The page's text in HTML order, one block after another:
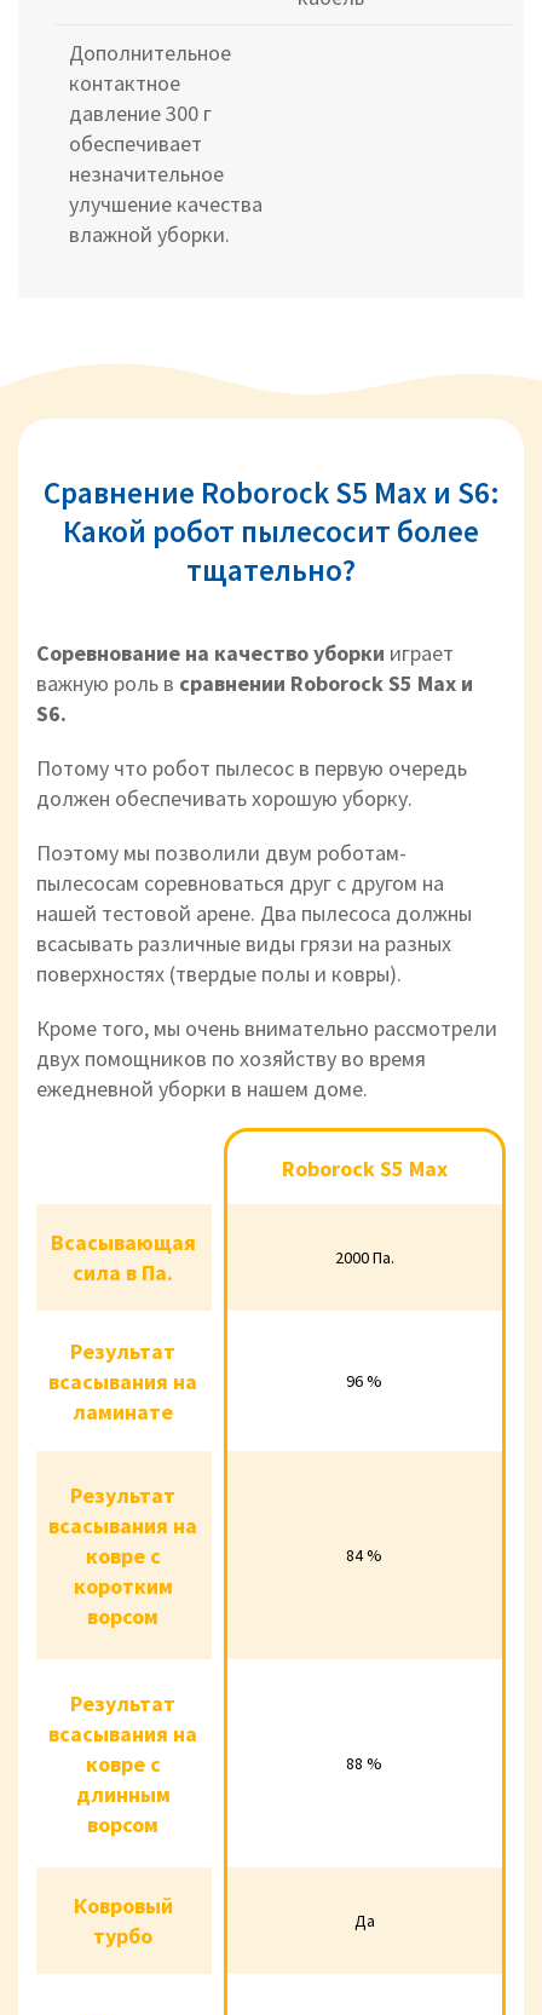
Дополнительное
контактное
давление 300 г
обеспечивает
незначительное
улучшение качества
влажной уборки.
Сравнение Roborock S5 Max и S6:
Какой робот пылесосит более
тщательно?
Соревнование на качество уборки играет
важную роль в сравнении Roborock S5 Max и
S6.
Потому что робот пылесос в первую очередь
должен обеспечивать хорошую уборку.
Поэтому мы позволили двум роботам-
пылесосам соревноваться друг с другом на
нашей тестовой арене. Два пылесоса должны
всасывать различные виды грязи на разных
поверхностях (твердые полы и ковры).
Кроме того, мы очень внимательно рассмотрели
двух помощников по хозяйству во время
ежедневной уборки в нашем доме.
Roborock S5 Max
Всасывающая
сила в Па.
2000 Па.
Результат
всасывания
на ламинате
Результат
всасывания
на ковре с
коротким
ворсом
Результат
всасывания
на ковре с
длинным
ворсом
Ковровый
турбо
Roborock S5 Max
2000 Па.
96 %
84 %
88 %
Да
Всасывающая
сила в Па.
Результат
всасывания на
ламинате
Результат
всасывания на
ковре с
коротким
ворсом
Результат
всасывания на
ковре с
длинным
ворсом
Ковровый
турбо